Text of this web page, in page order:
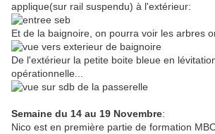
applique(sur rail suspendu) à l'extérieur:
Et de la baignoire, on pourra voir les arbres
De l'extérieur la petite boite bleue en
opérationnelle...
Semaine du 14 au 19 Novembre:
Nico est en première partie de formation